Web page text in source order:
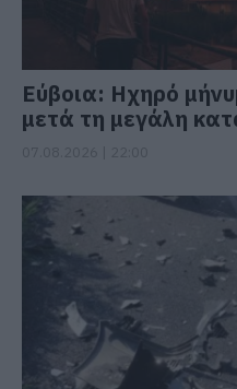
Εύβοια: Ηχηρό
μετά τη μεγάλη